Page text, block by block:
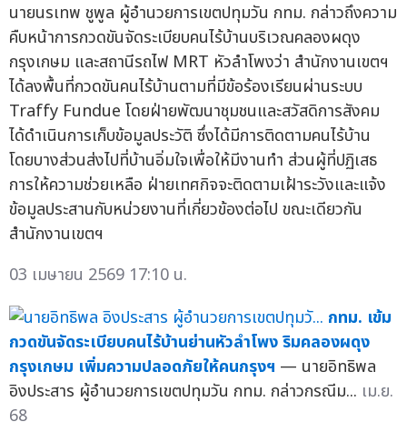
นายนรเทพ ชูพูล ผู้อำนวยการเขตปทุมวัน กทม. กล่าวถึงความ
คืบหน้าการกวดขันจัดระเบียบคนไร้บ้านบริเวณคลองผดุง
กรุงเกษม และสถานีรถไฟ MRT หัวลำโพงว่า สำนักงานเขตฯ
ได้ลงพื้นที่กวดขันคนไร้บ้านตามที่มีข้อร้องเรียนผ่านระบบ
Traffy Fundue โดยฝ่ายพัฒนาชุมชนและสวัสดิการสังคม
ได้ดำเนินการเก็บข้อมูลประวัติ ซึ่งได้มีการติดตามคนไร้บ้าน
โดยบางส่วนส่งไปที่บ้านอิ่มใจเพื่อให้มีงานทำ ส่วนผู้ที่ปฏิเสธ
การให้ความช่วยเหลือ ฝ่ายเทศกิจจะติดตามเฝ้าระวังและแจ้ง
ข้อมูลประสานกับหน่วยงานที่เกี่ยวข้องต่อไป ขณะเดียวกัน
สำนักงานเขตฯ
03 เมษายน 2569 17:10 น.
กทม. เข้ม
กวดขันจัดระเบียบคนไร้บ้านย่านหัวลำโพง ริมคลองผดุง
กรุงเกษม เพิ่มความปลอดภัยให้คนกรุงฯ — นายอิทธิพล
อิงประสาร ผู้อำนวยการเขตปทุมวัน กทม. กล่าวกรณีม... เม.ย.
68